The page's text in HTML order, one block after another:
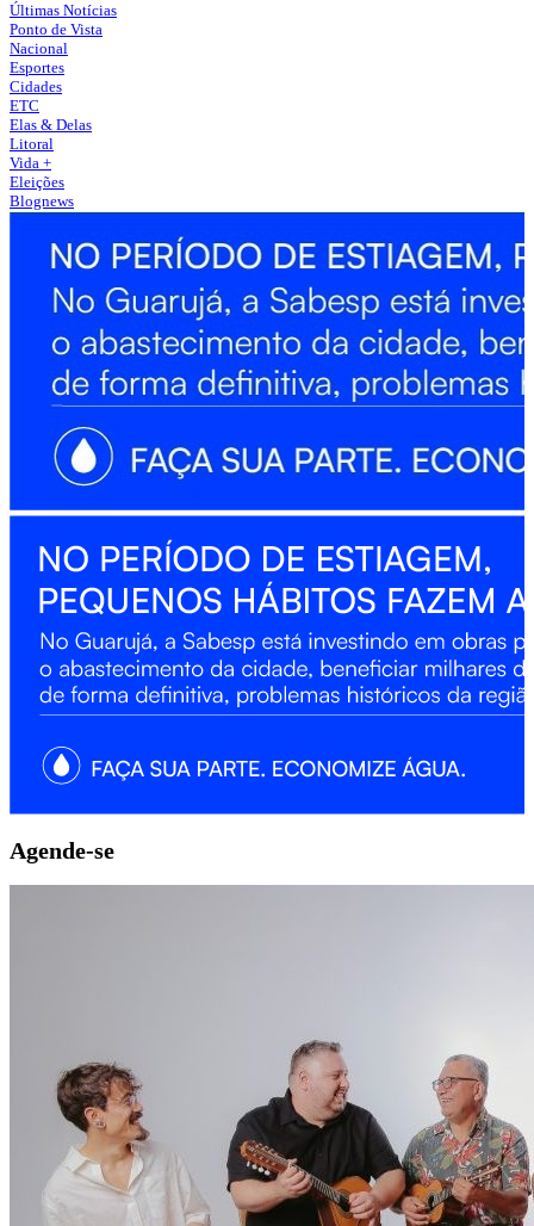
Últimas Notícias
Ponto de Vista
Nacional
Esportes
Cidades
ETC
Elas & Delas
Litoral
Vida +
Eleições
Blognews
Agende-se